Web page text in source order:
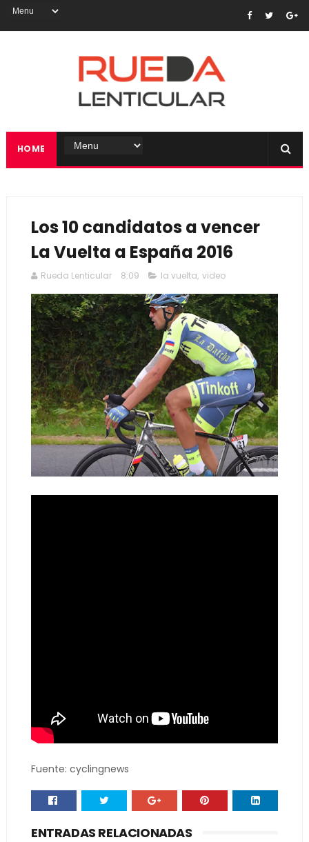
HOME
Los 10 candidatos a vencer
La Vuelta a España 2016
Rueda Lenticular 8:09 la vuelta, video
Fuente: cyclingnews
ENTRADAS RELACIONADAS